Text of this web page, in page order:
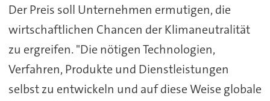
Der Preis soll Unternehmen ermutigen, die
wirtschaftlichen Chancen der Klimaneutralität
zu ergreifen. "Die nötigen Technologien,
Verfahren, Produkte und Dienstleistungen
selbst zu entwickeln und auf diese Weise globale